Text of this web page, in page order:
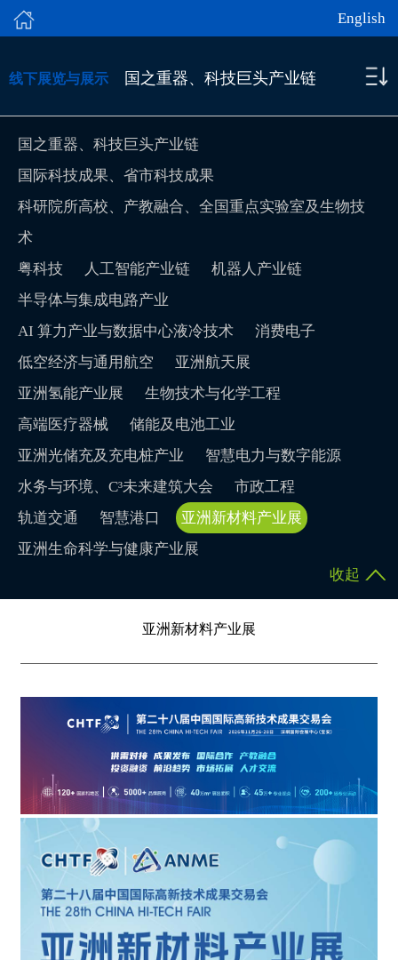
English
线下展览与展示 国之重器、科技巨头产业链
国之重器、科技巨头产业链
国际科技成果、省市科技成果
科研院所高校、产教融合、全国重点实验室及生物技
术
粤科技
人工智能产业链
机器人产业链
半导体与集成电路产业
AI 算力产业与数据中心液冷技术
消费电子
低空经济与通用航空
亚洲航天展
亚洲氢能产业展
生物技术与化学工程
高端医疗器械
储能及电池工业
亚洲光储充及充电桩产业
智慧电力与数字能源
水务与环境、C³未来建筑大会
市政工程
轨道交通
智慧港口
亚洲新材料产业展
亚洲生命科学与健康产业展
收起
亚洲新材料产业展